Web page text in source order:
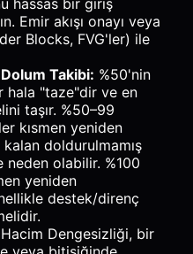
Emir akışı onayı veya
Blocks, FVG'ler) ile
Takibi: %50'nin
hala "taze"dir ve en
taşır. %50–99
kısmen yeniden
doldurulmamış
neden olabilir. %100
yeniden
destek/direnç
Dengesizliği, bir